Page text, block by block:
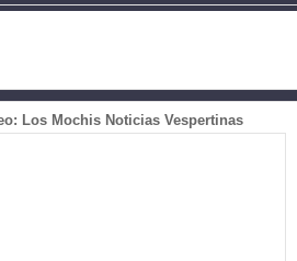
Los Mochis Noticias Vespertinas